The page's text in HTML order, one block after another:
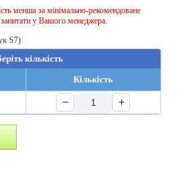
менша за мінімально-рекомендоване
у Вашого менеджера.
S7)
кількість
Кількість
− +